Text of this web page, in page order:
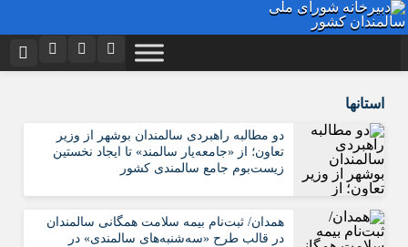
توییتر
آپارات اپلیکیشن رمز عبور
مرا به خاطر بسپار
استانها
دو مطالبه راهبردی سالمندان بوشهر از وزیر
تعاون؛ از «جامعه‌یار سالمند» تا ایجاد نخستین
زیست‌بوم جامع سالمندی کشور
همدان/ ثبت‌نام بیمه سلامت همگانی سالمندان
در قالب طرح «سه‌شنبه‌های سالمندی» در